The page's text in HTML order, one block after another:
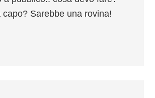
capo? Sarebbe una rovina!